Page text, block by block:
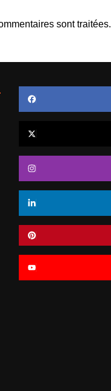
sont traitées.